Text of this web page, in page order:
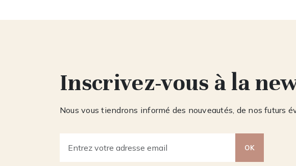
Inscrivez-vous à la
Nous vous tiendrons informé des nouveautés, de nos
OK